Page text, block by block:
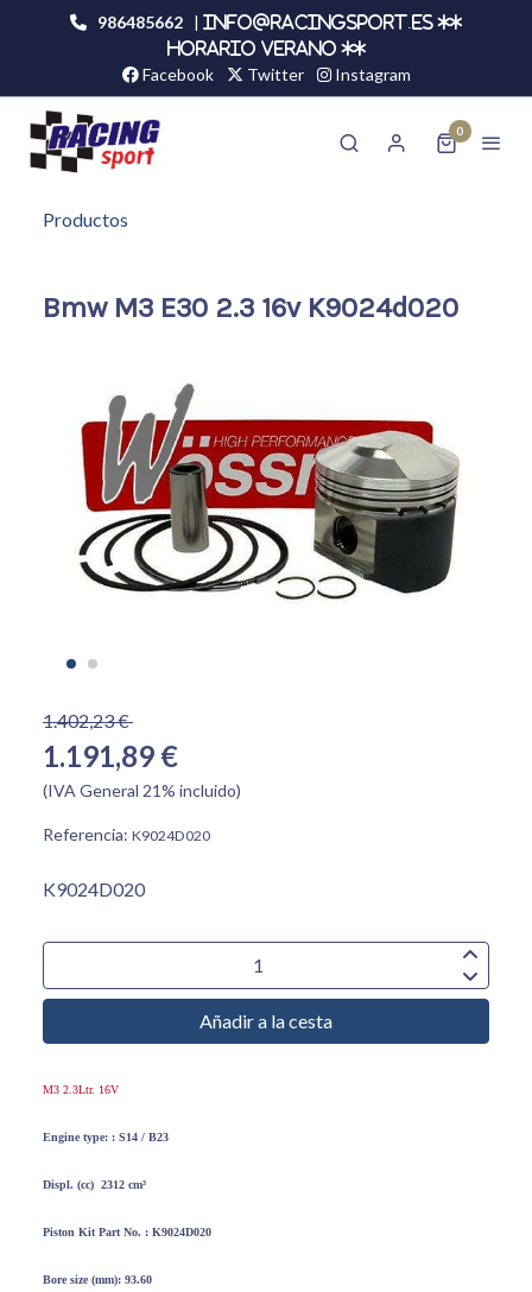
986485662 |
info@racingsport.es **
HORARIO VERANO **
Facebook Twitter Instagram
0
Productos
Bmw M3 E30 2.3 16v K9024d020
1.402,23 €
1.191,89 €
(IVA General 21% incluido)
Referencia: K9024D020
K9024D020
Añadir a la cesta
M3 2.3Ltr. 16V
Engine type: : S14 / B23
Displ. (cc) 2312 cm³
Piston KitPart No. : K9024D020
Bore size (mm): 93.60